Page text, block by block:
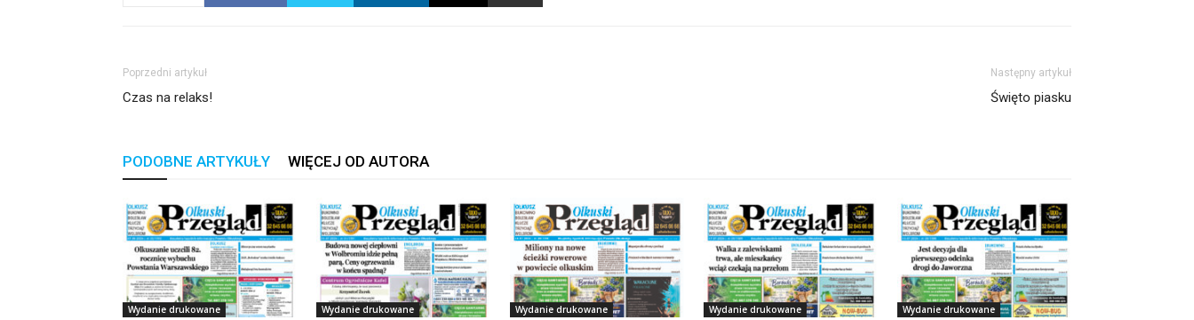
Poprzedni artykuł
Czas na relaks!
Następny artykuł
Święto piasku
PODOBNE ARTYKUŁY WIĘCEJ OD AUTORA
Wydanie drukowane Wydanie drukowane Wydanie drukowane Wydanie drukowane Wydanie drukowane